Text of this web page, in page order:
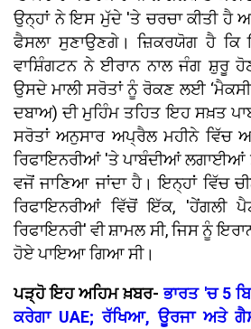
ਉਨ੍ਹਾਂ ਨੇ ਇਸ ਮੁੱਦੇ 'ਤੇ ਚਰਚਾ ਕੀਤੀ ਹੈ
ਫੈਸਲਾ ਸੁਣਾਉਣਗੇ। ਜ਼ਿਕਰਯੋਗ ਹੈ ਕਿ
ਵਾਸ਼ਿੰਗਟਨ ਨੇ ਈਰਾਨ ਨਾਲ ਜੰਗ ਸ਼ੁਰੂ
ਉਸਦੇ ਮਾਲੀ ਸਰੋਤਾਂ ਨੂੰ ਰੋਕਣ ਲਈ
ਦਬਾਅ) ਦੀ ਮੁਹਿੰਮ ਤਹਿਤ ਇਹ ਸਖ਼ਤ
ਸਰੋਤਾਂ ਅਨੁਸਾਰ ਅਪ੍ਰੈਲ ਮਹੀਨੇ ਵਿੱਚ
ਰਿਫਾਇਨਰੀਆਂ 'ਤੇ ਪਾਬੰਦੀਆਂ ਲਗਾਈਆਂ
ਵਜੋਂ ਜਾਣਿਆ ਜਾਂਦਾ ਹੈ। ਇਨ੍ਹਾਂ ਵਿੱਚ
ਰਿਫਾਇਨਰੀਆਂ ਵਿੱਚੋਂ ਇੱਕ, 'ਹੇਂਗਲੀ
ਰਿਫਾਇਨਰੀ' ਵੀ ਸ਼ਾਮਲ ਸੀ, ਜਿਸ ਨੂੰ
ਹੋਏ ਪਾਇਆ ਗਿਆ ਸੀ।
ਪੜ੍ਹੋ ਇਹ ਅਹਿਮ ਖ਼ਬਰ- ਭਾਰਤ 'ਚ 5
ਕਰੇਗਾ UAE; ਰੱਖਿਆ, ਊਰਜਾ ਅਤੇ